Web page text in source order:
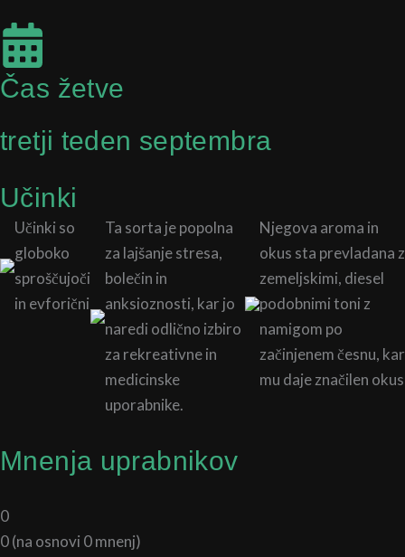
Čas žetve
tretji teden septembra
Učinki
Učinki so
globoko
sproščujoči
in evforični
Ta sorta je popolna
za lajšanje stresa,
bolečin in
anksioznosti, kar jo
naredi odlično izbiro
za rekreativne in
medicinske
uporabnike.
Njegova aroma in
okus sta prevladana z
zemeljskimi, diesel
podobnimi toni z
namigom po
začinjenem česnu, kar
mu daje značilen okus
Mnenja uprabnikov
0
0 (na osnovi 0 mnenj)